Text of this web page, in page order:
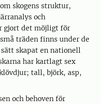
skogens struktur,
och
gjort det möjligt för
träden finns under de
sätt skapat en nationell
har kartlagt sex
tall, björk, asp,
och behoven för